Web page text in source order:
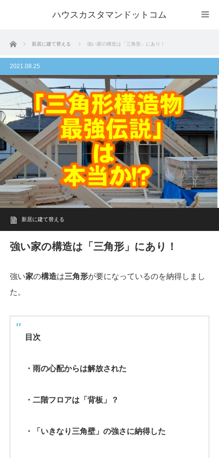
ハウスカスタマンドットコム
ホーム 新居に建て替える 強い家の構造は「三角形」にあり！
2021.08.25
新居に建て替える
強い家の構造は「三角形」にあり！
強い家の構造は三角形が要になっているのを納得しまし
た。
目次
・雨の心配からは解放された
・二階フロアは「背板」？
・「いきなり三角壁」の強さに納得した